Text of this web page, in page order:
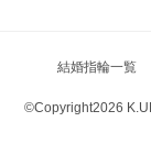
結婚指輪一覧
©Copyright2026